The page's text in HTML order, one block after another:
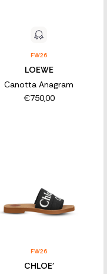
FW26
LOEWE
Canotta Anagram
€750,00
FW26
CHLOE'